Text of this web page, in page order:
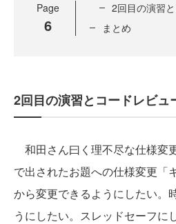
Page
6
2回目の演習
まとめ
2回目の演習とコードレビュ
和田さん曰く理不尽な仕様変
で出されたお題への仕様変更「
から変更できるようにしたい。
うにしたい。スレッドセーフに